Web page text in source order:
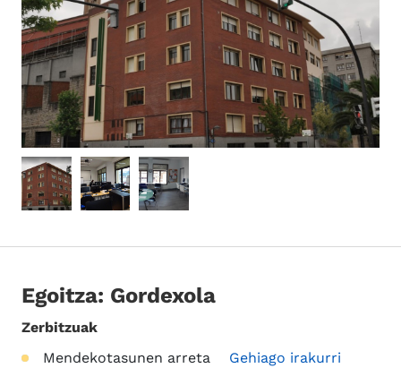
Egoitza: Gordexola
Zerbitzuak
Mendekotasunen arreta
Gehiago irakurri